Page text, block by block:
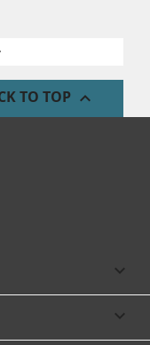
TO TOP 

